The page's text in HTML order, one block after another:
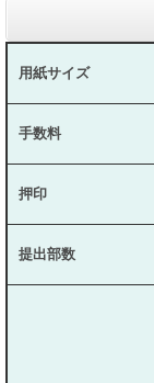
用紙サイズ
手数料
押印
提出部数